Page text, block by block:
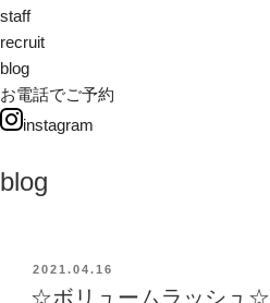
staff
recruit
blog
お電話でご予約
instagram
blog
投
稿
2021.04.16
☆ボリュームラッシュ☆